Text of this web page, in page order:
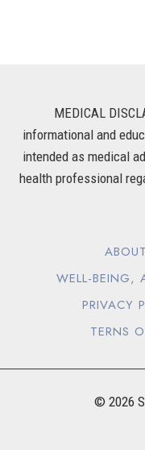
MEDICAL
informational and
intended as medical
health professional
ABOUT
WELL-BEING,
PRIVACY
TERNS
© 2026